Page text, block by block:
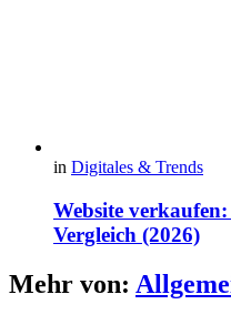
in Digitales & Trends
Website
Vergleich (2026)
Mehr von: